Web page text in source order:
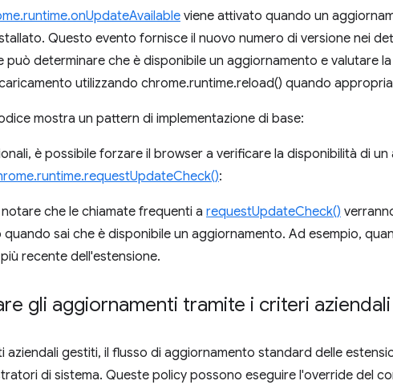
viene attivato quando un
Questo evento fornisce il nuovo numero di versione nei
può determinare che è disponibile un aggiornamento e valutare
utilizzando chrome.runtime.reload() quando
mostra un pattern di implementazione di base:
è possibile forzare il browser a verificare la disponibilità di
:
che le chiamate frequenti a requestUpdateCheck()
quando sai che è disponibile un aggiornamento. Ad esempio,
recente dell'estensione.
gli aggiornamenti tramite i criteri aziendali
aziendali gestiti, il flusso di aggiornamento standard delle
di sistema. Queste policy possono eseguire l'override del